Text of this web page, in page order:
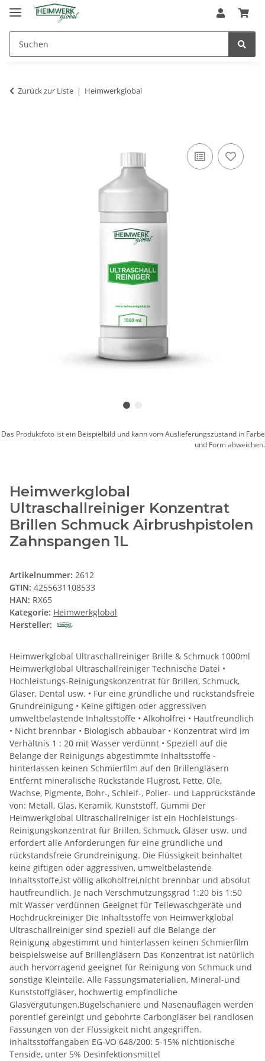
Zurück zur Liste Heimwerkglobal
Das Produktfoto ist ein Beispielbild und kann vom Auslieferungszustand in Farbe
und Form abweichen.
Heimwerkglobal
Ultraschallreiniger Konzentrat
Brillen Schmuck Airbrushpistolen
Zahnspangen 1L
Artikelnummer: 2612
GTIN: 4255631108533
HAN: RX65
Kategorie: Heimwerkglobal
Hersteller:
Heimwerkglobal Ultraschallreiniger Brille & Schmuck 1000ml
Heimwerkglobal Ultraschallreiniger Technische Datei •
Hochleistungs-Reinigungskonzentrat für Brillen, Schmuck,
Gläser, Dental usw. • Für eine gründliche und rückstandsfreie
Grundreinigung • Keine giftigen oder aggressiven
umweltbelastende Inhaltsstoffe • Alkoholfrei • Hautfreundlich
• Nicht brennbar • Biologisch abbaubar • Konzentrat wird im
Verhältnis 1 : 20 mit Wasser verdünnt • Speziell auf die
Belange der Reinigungs abgestimmte Inhaltsstoffe -
hinterlassen keinen Schmierfilm auf den Brillengläsern
Entfernt mineralische Rückstände Flugrost, Fette, Öle,
Wachse, Pigmente, Bohr-, Schleif-, Polier- und Lapprückstände
von: Metall, Glas, Keramik, Kunststoff, Gummi Der
Heimwerkglobal Ultraschallreiniger ist ein Hochleistungs-
Reinigungskonzentrat für Brillen, Schmuck, Gläser usw. und
erfordert alle Anforderungen für eine gründliche und
rückstandsfreie Grundreinigung. Die Flüssigkeit beinhaltet
keine giftigen oder aggressiven, umweltbelastende
Inhaltsstoffe,ist völlig alkoholfrei,nicht brennbar und absolut
hautfreundlich. Je nach Verschmutzungsgrad 1:20 bis 1:50
mit Wasser verdünnen Geeignet für Teilewaschgeräte und
Hochdruckreiniger Die Inhaltsstoffe von Heimwerkglobal
Ultraschallreiniger sind speziell auf die Belange der
Reinigung abgestimmt und hinterlassen keinen Schmierfilm
beispielsweise auf Brillengläsern Das Konzentrat ist natürlich
auch hervorragend geeignet für Reinigung von Schmuck und
sonstige Kleinteile. Alle Fassungsmaterialien, Mineral-und
Kunststoffgläser, hochwertig empfindliche
Glasvergütungen,Bügelschaniere und Nasenauflagen werden
porentief gereinigt und gebohrte Carbongläser bei randlosen
Fassungen von der Flüssigkeit nicht angegriffen.
inhaltsstoffangaben EG-VO 648/200: 5-15% nichtionische
Tenside, unter 5% Desinfektionsmittel